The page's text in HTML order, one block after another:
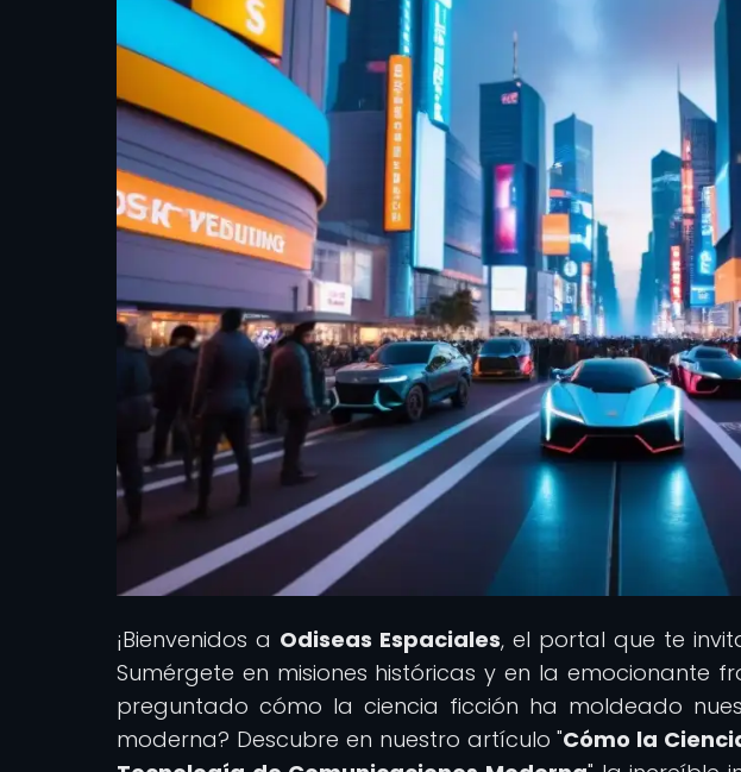
¡Bienvenidos a Odiseas Espaciales, el portal que te
Sumérgete en misiones históricas y en la emocionante
preguntado cómo la ciencia ficción ha moldeado
moderna? Descubre en nuestro artículo "Cómo la